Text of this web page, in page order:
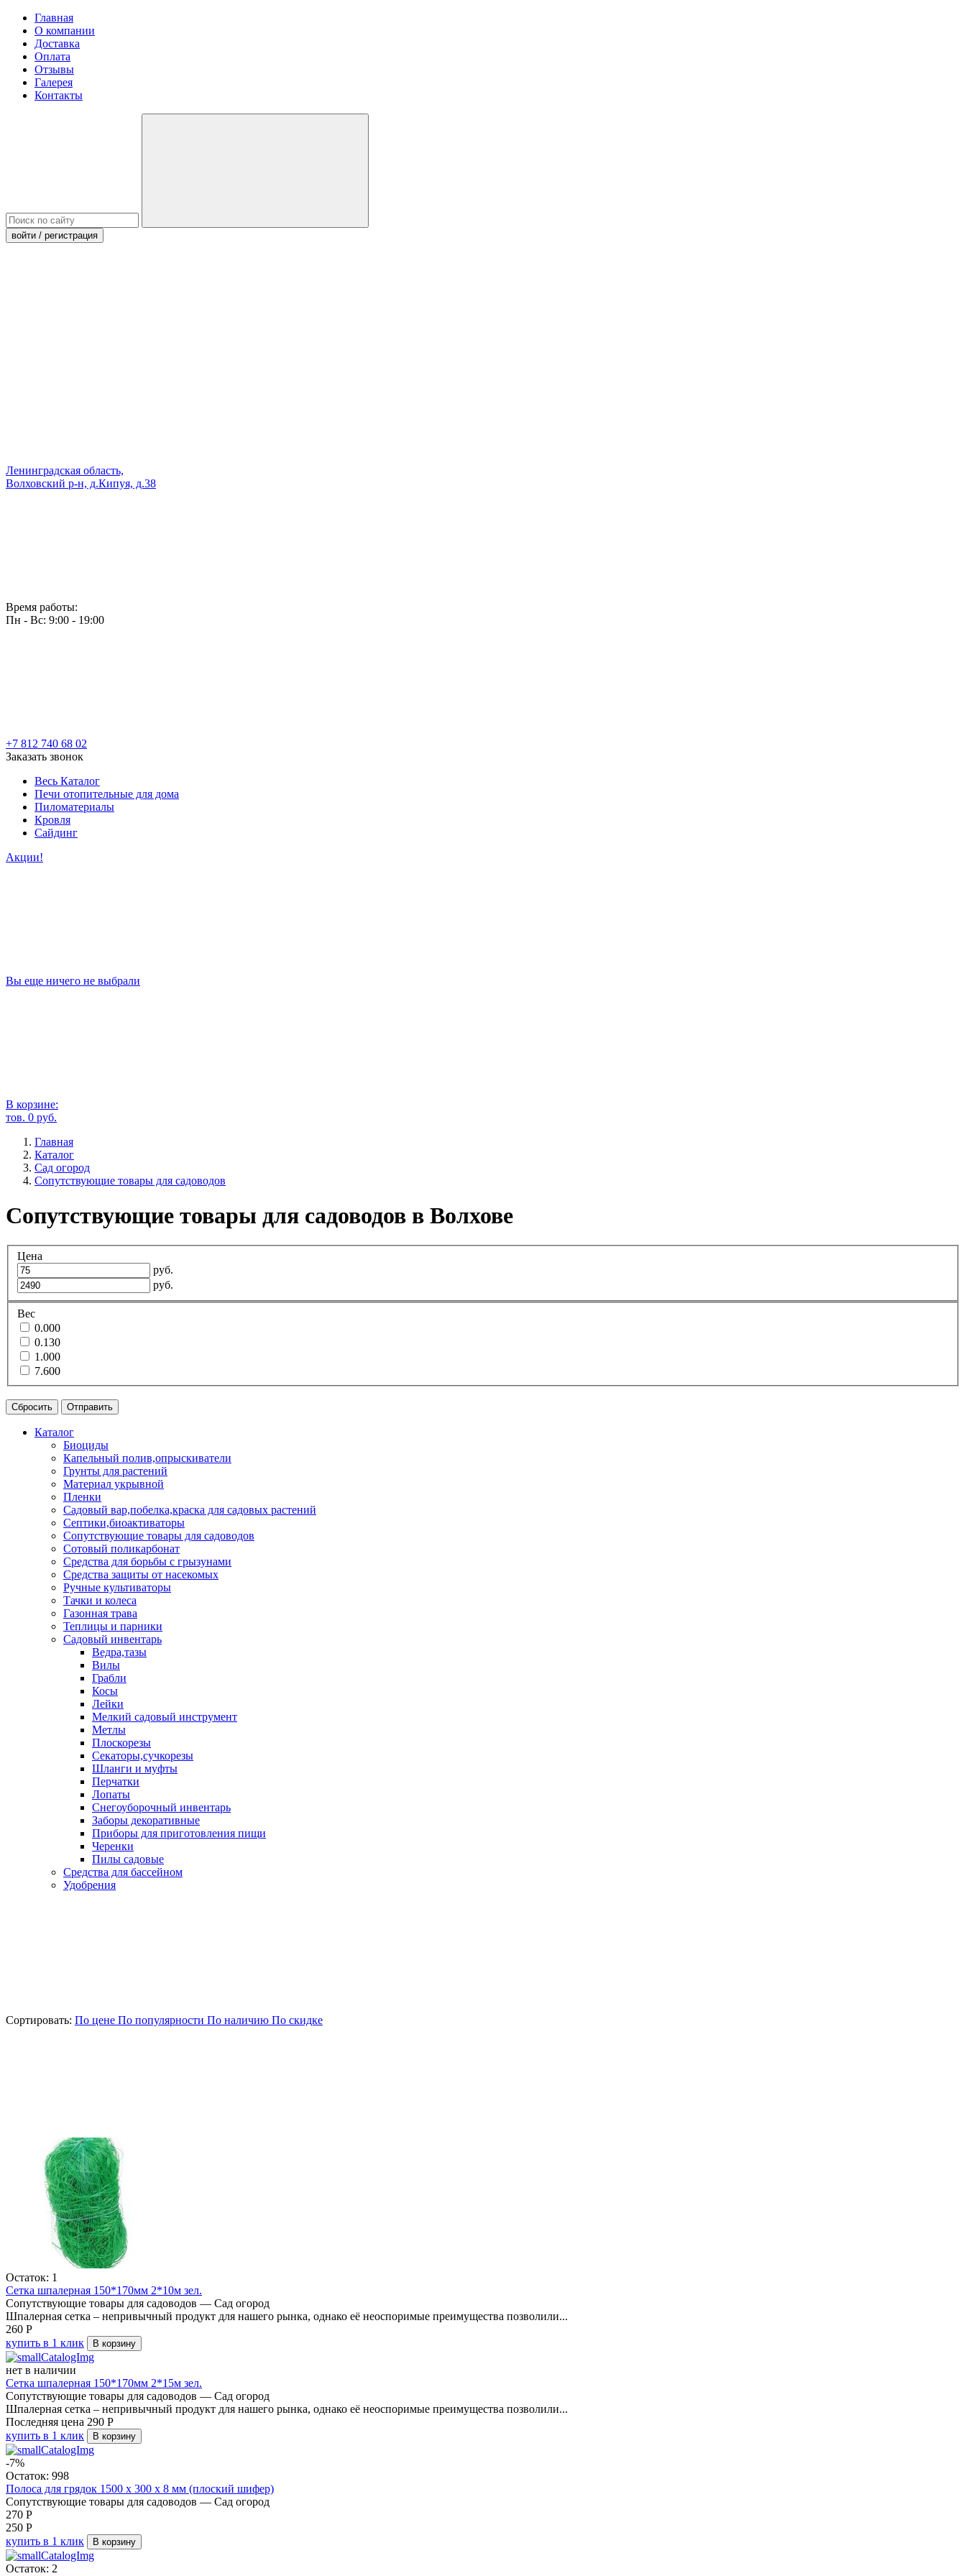
Главная
О компании
Доставка
Оплата
Отзывы
Галерея
Контакты
войти / регистрация
Ленинградская область,
Волховский р-н, д.Кипуя, д.38
Время работы:
Пн - Вс: 9:00 - 19:00
+7 812 740 68 02
Заказать звонок
Весь Каталог
Печи отопительные для дома
Пиломатериалы
Кровля
Сайдинг
Акции!
Вы еще ничего не выбрали
В корзине:
тов. 0 руб.
Главная
Каталог
Сад огород
Сопутствующие товары для садоводов
Сопутствующие товары для садоводов в Волхове
Цена
руб.
руб.
Вес
0.000
0.130
1.000
7.600
Сбросить Отправить
Каталог
Биоциды
Капельный полив,опрыскиватели
Грунты для растений
Материал укрывной
Пленки
Садовый вар,побелка,краска для садовых растений
Септики,биоактиваторы
Сопутствующие товары для садоводов
Сотовый поликарбонат
Средства для борьбы с грызунами
Средства защиты от насекомых
Ручные культиваторы
Тачки и колеса
Газонная трава
Теплицы и парники
Садовый инвентарь
Ведра,тазы
Вилы
Грабли
Косы
Лейки
Мелкий садовый инструмент
Метлы
Плоскорезы
Секаторы,сучкорезы
Шланги и муфты
Перчатки
Лопаты
Снегоуборочный инвентарь
Заборы декоративные
Приборы для приготовления пищи
Черенки
Пилы садовые
Средства для бассейном
Удобрения
Сортировать: По цене По популярности По наличию По скидке
Остаток: 1
Сетка шпалерная 150*170мм 2*10м зел.
Сопутствующие товары для садоводов — Сад огород
Шпалерная сетка – непривычный продукт для нашего рынка, однако её неоспоримые преимущества позволили...
260 Р
купить в 1 клик
В корзину
нет в наличии
Сетка шпалерная 150*170мм 2*15м зел.
Сопутствующие товары для садоводов — Сад огород
Шпалерная сетка – непривычный продукт для нашего рынка, однако её неоспоримые преимущества позволили...
Последняя цена 290 Р
купить в 1 клик
В корзину
-7%
Остаток: 998
Полоса для грядок 1500 x 300 x 8 мм (плоский шифер)
Сопутствующие товары для садоводов — Сад огород
270 Р
250 Р
купить в 1 клик
В корзину
Остаток: 2